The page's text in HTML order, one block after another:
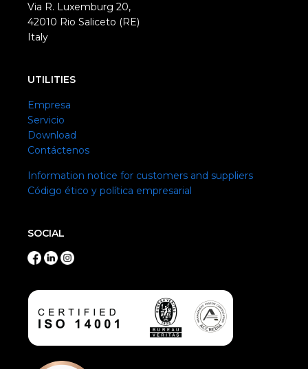
Via R. Luxemburg 20,
42010 Rio Saliceto (RE)
Italy
UTILITIES
Empresa
Servicio
Download
Contáctenos
Information notice for customers and suppliers
Código ético y política empresarial
SOCIAL